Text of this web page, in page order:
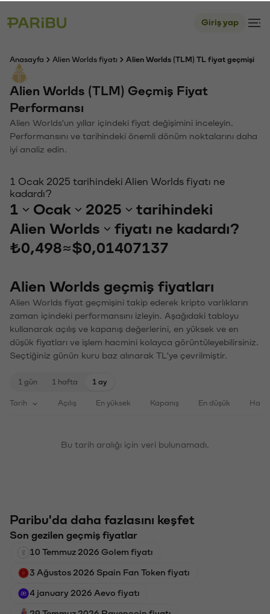
Giriş yap
Anasayfa Alien Worlds fiyatı Alien Worlds (TLM) TL fiyat geçmişi
Alien Worlds (TLM) Geçmiş Fiyat
Performansı
Alien Worlds'un yıllar içindeki fiyat değişimini inceleyin.
Performansını ve tarihindeki önemli dönüm noktalarını daha
iyi analiz edin.
1 Ocak 2025 tarihindeki Alien Worlds fiyatı ne
kadardı?
1 Ocak 2025
tarihindeki
Alien Worlds
fiyatı ne kadardı?
₺0,498≈$0,01407137
Alien Worlds geçmiş fiyatları
Alien Worlds fiyat geçmişini takip ederek kripto varlıkların
zaman içindeki performansını izleyin. Aşağıdaki tabloyu
kullanarak açılış ve kapanış değerlerini, en yüksek ve en
düşük fiyatları ve işlem hacmini kolayca görüntüleyebilirsiniz.
Seçtiğiniz günün kuru baz alınarak TL'ye çevrilmiştir.
1 gün 1 hafta 1 ay
Tarih Açılış En yüksek Kapanış En düşük
Bu tarih aralığı için veri bulunamadı.
Paribu'da daha fazlasını keşfet
Son gezilen geçmiş fiyatlar
10 Temmuz 2026 Golem fiyatı
3 Ağustos 2026 Spain Fan Token fiyatı
4 january 2026 Aevo fiyatı